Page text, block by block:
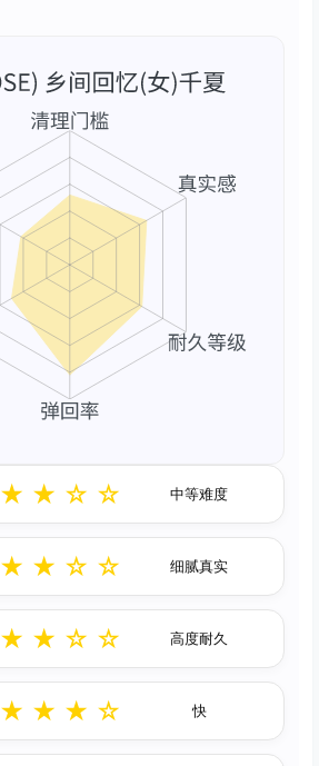
★ ★ ☆ ☆ 中等难度
★ ★ ☆ ☆ 细腻真实
★ ★ ☆ ☆ 高度耐久
★ ★ ★ ☆ 快